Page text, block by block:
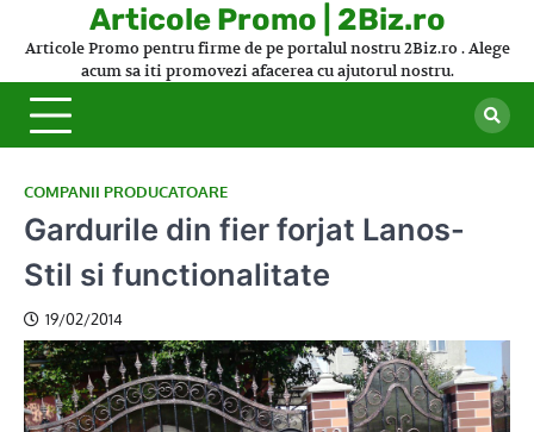
Articole Promo | 2Biz.ro
Articole Promo pentru firme de pe portalul nostru 2Biz.ro . Alege
acum sa iti promovezi afacerea cu ajutorul nostru.
COMPANII PRODUCATOARE
Gardurile din fier forjat Lanos-
Stil si functionalitate
19/02/2014